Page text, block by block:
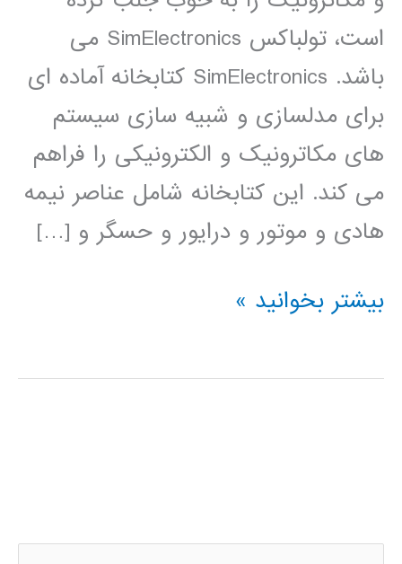
است، تولباکس SimElectronics می
باشد. SimElectronics کتابخانه آماده ای
برای مدلسازی و شبیه سازی سیستم
های مکاترونیک و الکترونیکی را فراهم
می کند. این کتابخانه شامل عناصر نیمه
هادی و موتور و درایور و حسگر و […]
فیلم
simElectronics
بیشتر بخوانید »